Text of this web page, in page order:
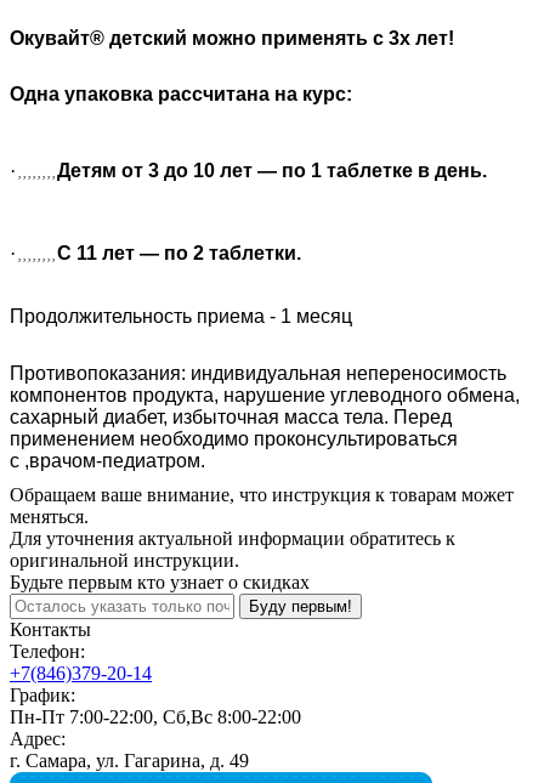
Окувайт® детский можно применять с 3х лет!
Одна упаковка рассчитана на курс:
· Детям от 3 до 10 лет — по 1 таблетке в день.
· С 11 лет — по 2 таблетки.
Продолжительность приема - 1 месяц
Противопоказания: индивидуальная непереносимость
компонентов продукта, нарушение углеводного обмена,
сахарный диабет, избыточная масса тела. Перед
применением необходимо проконсультироваться
с ,врачом-педиатром.
Обращаем ваше внимание, что инструкция к товарам может
меняться.
Для уточнения актуальной информации обратитесь к
оригинальной инструкции.
Будьте первым кто узнает о скидках
Буду первым!
Контакты
Телефон:
+7(846)379-20-14
График:
Пн-Пт 7:00-22:00, Сб,Вс 8:00-22:00
Адрес:
г. Самара, ул. Гагарина, д. 49